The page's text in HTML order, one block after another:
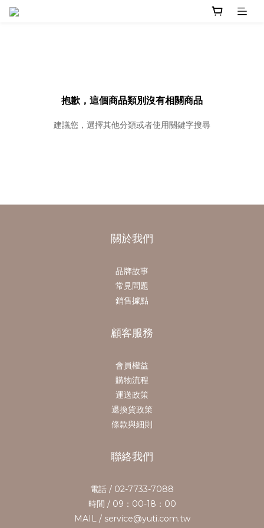
抱歉，這個商品類別沒有相關商品
建議您，選擇其他分類或者使用關鍵字搜尋
關於我們
品牌故事
常見問題
銷售據點
顧客服務
會員權益
購物流程
運送政策
退換貨政策
條款與細則
聯絡我們
電話 / 02-7733-7088
時間 / 09：00-18：00
MAIL / service@yuti.com.tw